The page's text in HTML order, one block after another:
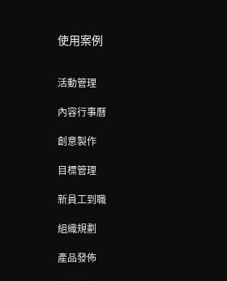
使用案例
活動管理
內容行事曆
創意製作
目標管理
新員工到職
組織規劃
產品發佈